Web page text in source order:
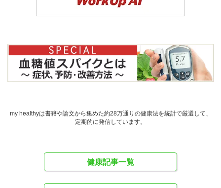
my healthyは書籍や論文から集めた約28万通りの健康法を統計で厳選して、
定期的に発信しています。
健康記事一覧